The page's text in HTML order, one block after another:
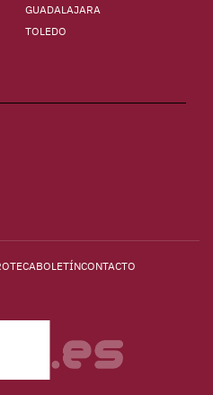
GUADALAJARA
TOLEDO
BOLETÍNCONTACTO